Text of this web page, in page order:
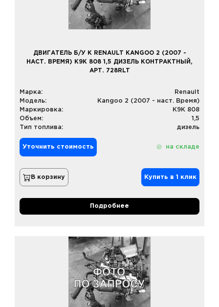
ДВИГАТЕЛЬ Б/У К RENAULT KANGOO 2 (2007 -
НАСТ. ВРЕМЯ) K9K 808 1,5 ДИЗЕЛЬ КОНТРАКТНЫЙ,
АРТ. 728RLT
Марка:
Renault
Модель:
Kangoo 2 (2007 - наст. Время)
Маркировка:
K9K 808
Объем:
1,5
Тип топлива:
дизель
Уточнить стоимость на складе
В корзину Купить в 1 клик
Подробнее